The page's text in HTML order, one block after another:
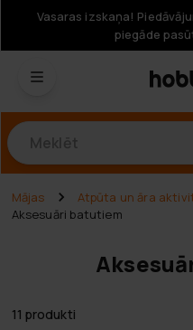
Vasaras izskaņa!
piegāde
Mājas Atpūta un āra
Aksesuāri batutiem
11 produkti